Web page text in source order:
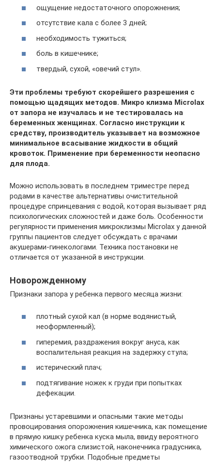
ощущение недостаточного опорожнения;
отсутствие кала с более 3 дней;
необходимость тужиться;
боль в кишечнике;
твердый, сухой, «овечий стул».
Эти проблемы требуют скорейшего разрешения с
помощью щадящих методов. Микро клизма Microlax
от запора не изучалась и не тестировалась на
беременных женщинах. Согласно инструкции к
средству, производитель указывает на возможное
минимальное всасывание жидкости в общий
кровоток. Применение при беременности неопасно
для плода.
Можно использовать в последнем триместре перед
родами в качестве альтернативы очистительной
процедуре спринцевания с водой, которая вызывает ряд
психологических сложностей и даже боль. Особенности
регулярности применения микроклизмы Microlax у данной
группы пациентов следует обсуждать с врачами
акушерами-гинекологами. Техника постановки не
отличается от указанной в инструкции.
Новорожденному
Признаки запора у ребенка первого месяца жизни:
плотный сухой кал (в норме водянистый,
неоформленный);
гиперемия, раздражения вокруг ануса, как
воспалительная реакция на задержку стула;
истерический плач;
подтягивание ножек к груди при попытках
дефекации.
Признаны устаревшими и опасными такие методы
провоцирования опорожнения кишечника, как помещение
в прямую кишку ребенка куска мыла, ввиду вероятного
химического ожога слизистой, наконечника градусника,
газоотводной трубки. Подобные предметы